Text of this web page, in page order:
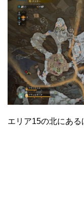
エリア15の北にあ